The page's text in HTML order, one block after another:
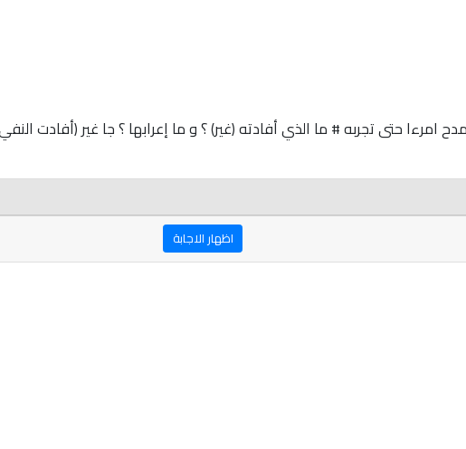
امرءا حتى تجربه # ما الذي أفادته (غير) ؟ و ما إعرابها ؟ جا غير (أفادت
اظهار الاجابة